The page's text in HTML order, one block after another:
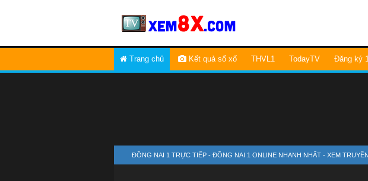
Trang chủ Kết quả sổ xố THVL1 TodayTV Đăng ký
ĐỒNG NAI 1 TRỰC TIẾP - ĐỒNG NAI 1 ONLINE NHANH NHẤT - XEM